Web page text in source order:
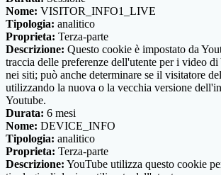
Nome: VISITOR_INFO1_LIVE
Tipologia: analitico
Proprieta: Terza-parte
Descrizione: Questo cookie è impostato da
traccia delle preferenze dell'utente per i video
nei siti; può anche determinare se il visitatore
utilizzando la nuova o la vecchia versione
Youtube.
Durata: 6 mesi
Nome: DEVICE_INFO
Tipologia: analitico
Proprieta: Terza-parte
Descrizione: YouTube utilizza questo cookie